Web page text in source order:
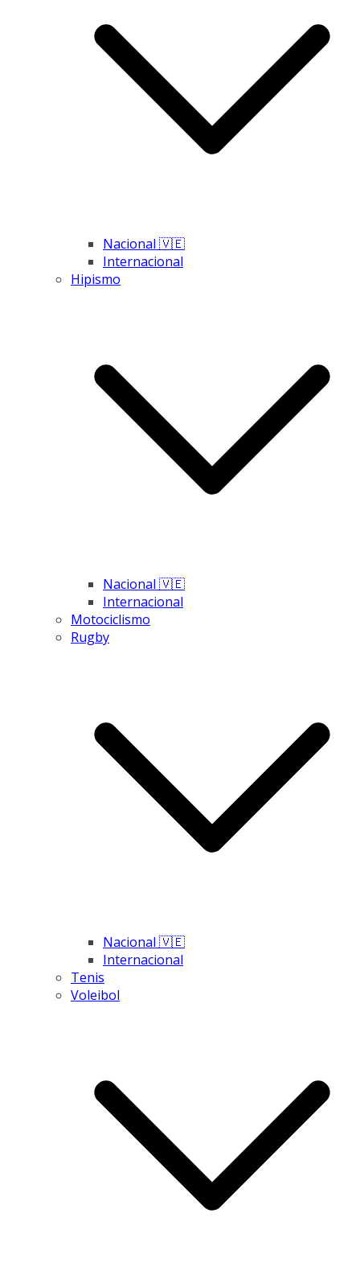
Nacional 🇻🇪
Internacional
Hipismo
Nacional 🇻🇪
Internacional
Motociclismo
Rugby
Nacional 🇻🇪
Internacional
Tenis
Voleibol